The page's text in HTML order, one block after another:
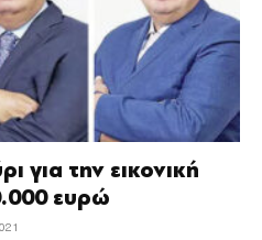
για την εικονική
ευρώ